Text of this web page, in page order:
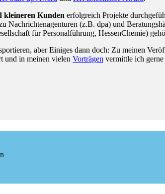
kleineren Kunden erfolgreich Projekte
(z.B. dpa) und
für Personalführung, HessenChemie)
aber Einiges dann doch: Zu meinen
und in meinen vielen Vorträgen vermittle ich gerne